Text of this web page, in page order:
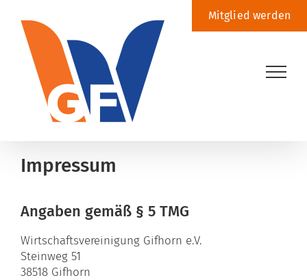
Inhalt
springen
Mitglied werden
Impressum
Angaben gemäß § 5 TMG
Wirtschaftsvereinigung Gifhorn e.V.
Steinweg 51
38518 Gifhorn